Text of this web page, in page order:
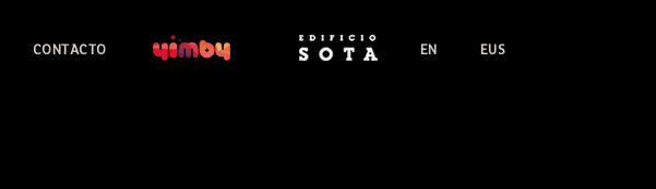
CONTACTO EN EUS